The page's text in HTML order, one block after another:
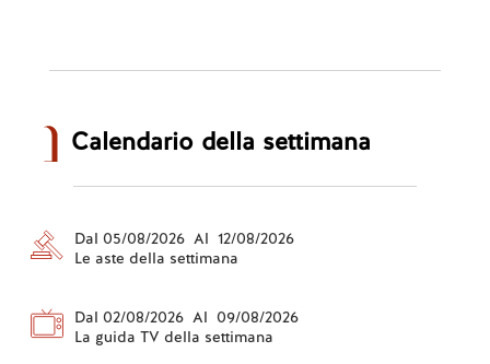
Calendario della settimana
Dal 05/08/2026 Al 12/08/2026
Le aste della settimana
Dal 02/08/2026 Al 09/08/2026
La guida TV della settimana